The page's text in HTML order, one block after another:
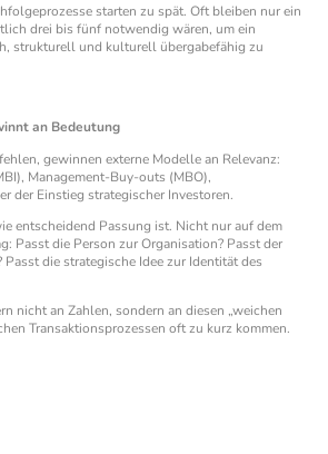
starten zu spät. Oft bleiben nur ein
drei bis fünf notwendig wären, um ein
strukturell und kulturell übergabefähig zu
an Bedeutung
gewinnen externe Modelle an Relevanz:
Management-Buy-outs (MBO),
der Einstieg strategischer Investoren.
entscheidend Passung ist. Nicht nur auf dem
Passt die Person zur Organisation? Passt der
die strategische Idee zur Identität des
nicht an Zahlen, sondern an diesen „weichen
Transaktionsprozessen oft zu kurz kommen.